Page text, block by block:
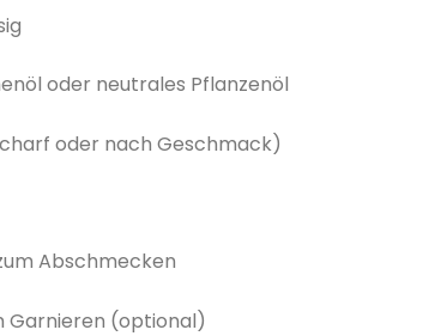
oder neutrales Pflanzenöl
oder nach Geschmack)
Abschmecken
Garnieren (optional)